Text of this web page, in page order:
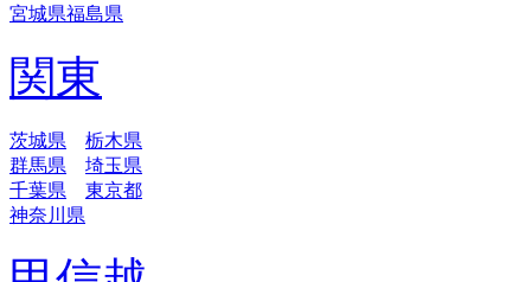
宮城県福島県
関東
茨城県
栃木県
群馬県
埼玉県
千葉県
東京都
神奈川県